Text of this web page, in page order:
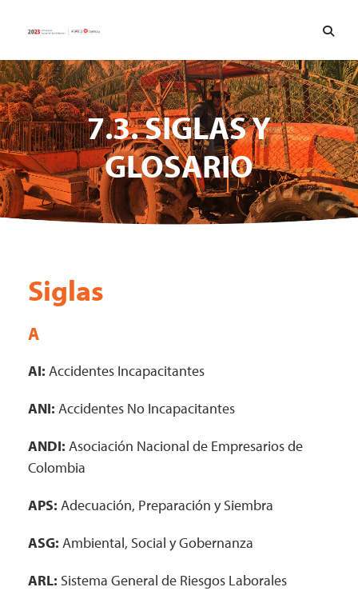
7.3. SIGLAS Y
GLOSARIO
Siglas
A
AI: Accidentes Incapacitantes
ANI: Accidentes No Incapacitantes
ANDI: Asociación Nacional de Empresarios de
Colombia
APS: Adecuación, Preparación y Siembra
ASG: Ambiental, Social y Gobernanza
ARL: Sistema General de Riesgos Laborales